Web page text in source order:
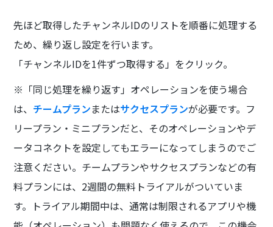
先ほど取得したチャンネルIDのリストを順番に処理する
ため、繰り返し設定を行います。
「チャンネルIDを1件ずつ取得する」をクリック。
※「同じ処理を繰り返す」オペレーションを使う場合
は、 チームプランまたはサクセスプランが必要です。フ
リープラン・ミニプランだと、そのオペレーションやデ
ータコネクトを設定してもエラーになってしまうのでご
注意ください。チームプランやサクセスプランなどの有
料プランには、2週間の無料トライアルがついていま
す。トライアル期間中は、通常は制限されるアプリや機